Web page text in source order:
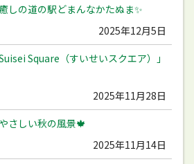
しの道の駅どまんなかたぬま✨
2025年12月5日
Square（すいせいスクエア）」
2025年11月28日
さしい秋の風景🍁
2025年11月14日